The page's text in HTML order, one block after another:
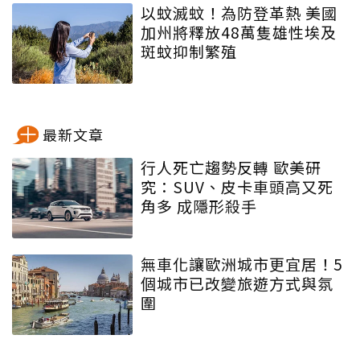
以蚊滅蚊！為防登革熱 美國
加州將釋放48萬隻雄性埃及
斑蚊抑制繁殖
最新文章
行人死亡趨勢反轉 歐美研
究：SUV、皮卡車頭高又死
角多 成隱形殺手
無車化讓歐洲城市更宜居！5
個城市已改變旅遊方式與氛
圍